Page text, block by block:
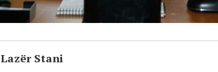
Lazër Stani